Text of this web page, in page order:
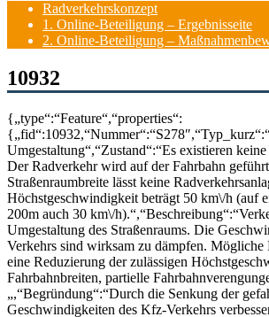
Radverkehrskonzept
1. Online-Beteiligung – Ergebnisseite
2. Online-Beteiligung –
10932
{„type“:“Feature“,“properties“:
Umgestaltung“,“Zustand“:“Es existieren
Der Radverkehr wird auf der Fahrbahn
Straßenraumbreite lässt keine
Höchstgeschwindigkeit beträgt 50 km\/h (auf
200m auch 30 km\/
Umgestaltung des Straßenraums. Die
Verkehrs sind wirksam zu dämpfen. Mögliche
eine Reduzierung der zulässigen
Fahrbahnbreiten, partielle
„,“Begründung“:“Durch die Senkung der
Geschwindigkeiten des Kfz-Verkehrs